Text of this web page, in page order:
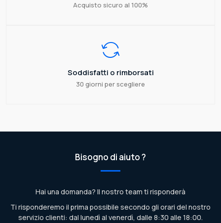
Acquisto sicuro al 100%
Soddisfatti o rimborsati
30 giorni per scegliere
Bisogno di aiuto ?
Hai una domanda? Il nostro team ti risponderà
Ti risponderemo il prima possibile secondo gli orari del nostro
servizio clienti: dal lunedì al venerdì, dalle 8:30 alle 18:00.